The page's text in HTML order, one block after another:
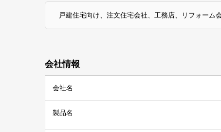
戸建住宅向け、注文住宅会社、工務店、リフォー
会社情報
会社名
製品名